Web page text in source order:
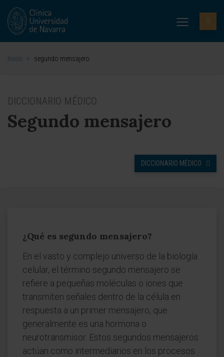
Inicio > segundo mensajero
DICCIONARIO MÉDICO
Segundo mensajero
DICCIONARIO MÉDICO
¿Qué es segundo mensajero?
En el vasto y complejo universo de la biología
celular, el término segundo mensajero se
refiere a pequeñas moléculas o iones que
transmiten señales dentro de la célula en
respuesta a un primer mensajero, que
generalmente es una hormona o
neurotransmisor. Estos segundos mensajeros
actúan como intermediarios en los procesos